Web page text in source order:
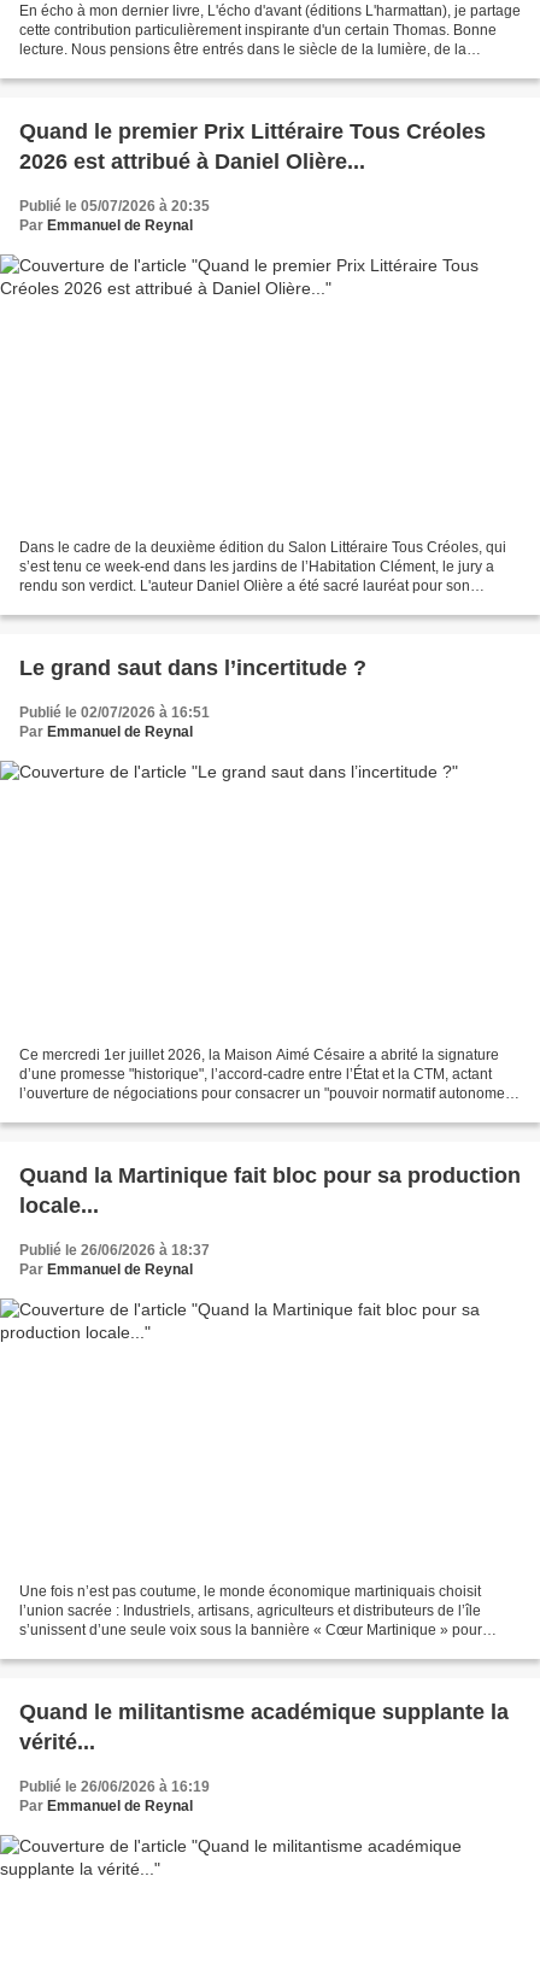
En écho à mon dernier livre, L'écho d'avant (éditions L'harmattan), je partage
cette contribution particulièrement inspirante d'un certain Thomas. Bonne
lecture. Nous pensions être entrés dans le siècle de la lumière, de la
Quand le premier Prix Littéraire Tous Créoles
2026 est attribué à Daniel Olière...
Publié le 05/07/2026 à 20:35
Par Emmanuel de Reynal
Dans le cadre de la deuxième édition du Salon Littéraire Tous Créoles, qui
s’est tenu ce week-end dans les jardins de l’Habitation Clément, le jury a
rendu son verdict. L'auteur Daniel Olière a été sacré lauréat pour son
Le grand saut dans l’incertitude ?
Publié le 02/07/2026 à 16:51
Par Emmanuel de Reynal
Ce mercredi 1er juillet 2026, la Maison Aimé Césaire a abrité la signature
d’une promesse "historique", l’accord-cadre entre l’État et la CTM, actant
l’ouverture de négociations pour consacrer un "pouvoir normatif autonome".
Quand la Martinique fait bloc pour sa production
locale...
Publié le 26/06/2026 à 18:37
Par Emmanuel de Reynal
Une fois n’est pas coutume, le monde économique martiniquais choisit
l’union sacrée : Industriels, artisans, agriculteurs et distributeurs de l’île
s’unissent d’une seule voix sous la bannière « Cœur Martinique » pour
Quand le militantisme académique supplante la
vérité...
Publié le 26/06/2026 à 16:19
Par Emmanuel de Reynal